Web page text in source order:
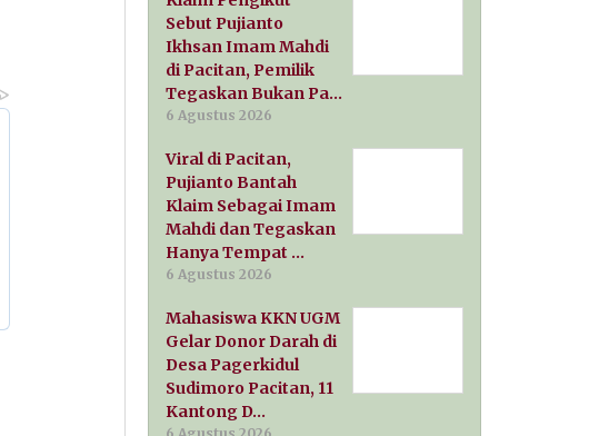
Sebut Pujianto
Ikhsan Imam Mahdi
di Pacitan, Pemilik
Tegaskan Bukan Pa…
6 Agustus 2026
Viral di Pacitan,
Pujianto Bantah
Klaim Sebagai Imam
Mahdi dan Tegaskan
Hanya Tempat …
6 Agustus 2026
Mahasiswa KKN UGM
Gelar Donor Darah di
Desa Pagerkidul
Sudimoro Pacitan, 11
Kantong D…